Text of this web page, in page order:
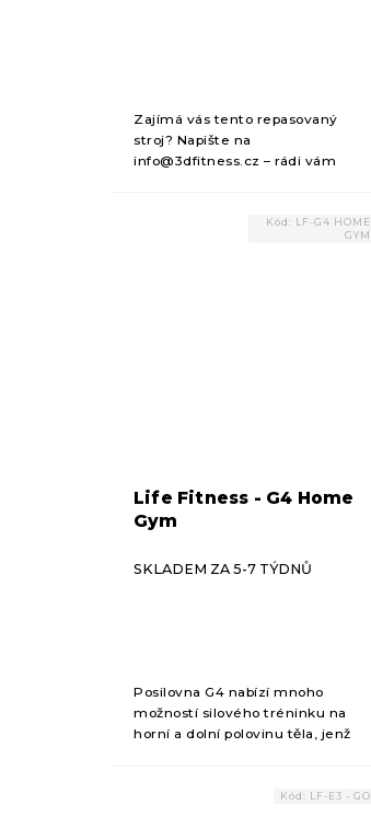
Zajímá vás tento repasovaný
stroj? Napište na
info@3dfitness.cz – rádi vám
nedostupné“ znamená, že stroj
Life Fitness - G4 Home
Gym
SKLADEM ZA 5-7 TÝDNŮ
Posilovna G4 nabízí mnoho
možností silového tréninku na
horní a dolní polovinu těla, jenž
Kód: LF-G4 HOME
GYM
Kód: LF-E3 - GO